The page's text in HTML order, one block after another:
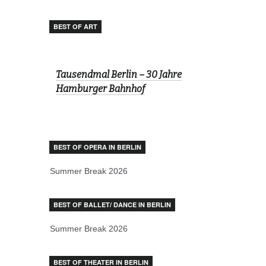
BEST OF ART
Tausendmal Berlin – 30 Jahre
Hamburger Bahnhof
BEST OF OPERA IN BERLIN
Summer Break 2026
BEST OF BALLET/ DANCE IN BERLIN
Summer Break 2026
BEST OF THEATER IN BERLIN